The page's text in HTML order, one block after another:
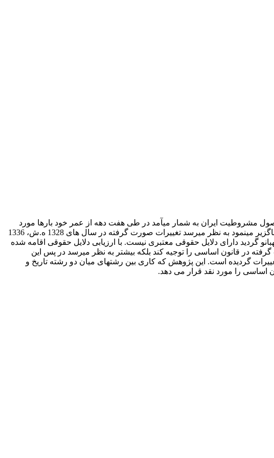
مشروطیت ایران به شمار می­آمد در طی هفت دهه از عمر خود بارها مورد
تغییر و تجدیدنظر واقع شد که در این میان اگر بازنگری حقوقی پاره­ای اصول آن در دهه­های نخستین به دلیل جابجایی سلطنت ناگزیر می­نمود به نظر می­رسد تغییرات صورت گرفته در سال های 1328 ه.ش، 1336
گردید دارای دلایل حقوقی معتبری نیست. با ارزیابی دلایل حقوقی اقامه شده
در قانون اساسی را توجیه کند بلکه بیشتر به نظر می­رسد در پس این
گردیده است. این پژوهش که کاری بین رشته­ای میان دو رشته تاریخ و
اساسی را مورد نقد قرار می دهد.